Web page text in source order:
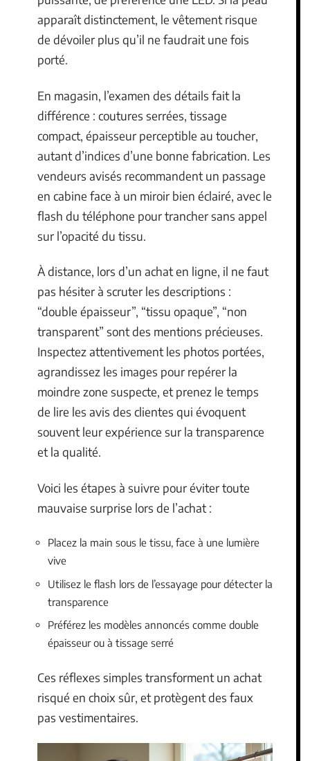
apparaît distinctement, le vêtement risque
de dévoiler plus qu’il ne faudrait une fois
porté.
En magasin, l’examen des détails fait la
différence : coutures serrées, tissage
compact, épaisseur perceptible au toucher,
autant d’indices d’une bonne fabrication. Les
vendeurs avisés recommandent un passage
en cabine face à un miroir bien éclairé, avec le
flash du téléphone pour trancher sans appel
sur l’opacité du tissu.
À distance, lors d’un achat en ligne, il ne faut
pas hésiter à scruter les descriptions :
“double épaisseur”, “tissu opaque”, “non
transparent” sont des mentions précieuses.
Inspectez attentivement les photos portées,
agrandissez les images pour repérer la
moindre zone suspecte, et prenez le temps
de lire les avis des clientes qui évoquent
souvent leur expérience sur la transparence
et la qualité.
Voici les étapes à suivre pour éviter toute
mauvaise surprise lors de l’achat :
Placez la main sous le tissu, face à une lumière
vive
Utilisez le flash lors de l’essayage pour détecter la
transparence
Préférez les modèles annoncés comme double
épaisseur ou à tissage serré
Ces réflexes simples transforment un achat
risqué en choix sûr, et protègent des faux
pas vestimentaires.